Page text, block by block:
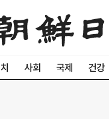
사회 국제 건강